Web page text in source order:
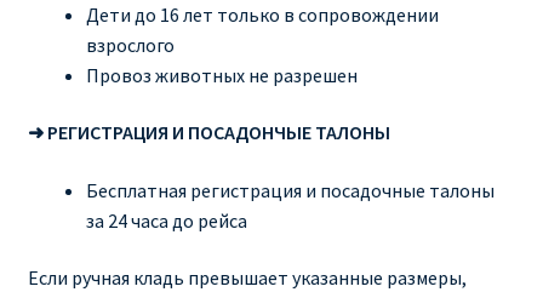
Дети до 16 лет только в сопровождении
взрослого
Провоз животных не разрешен
➜ РЕГИСТРАЦИЯ И ПОСАДОНЧЫЕ ТАЛОНЫ
Бесплатная регистрация и посадочные талоны
за 24 часа до рейса
Если ручная кладь превышает указанные размеры,